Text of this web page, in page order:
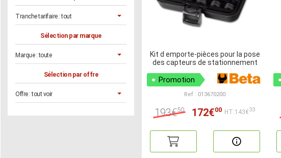
Tranche tarifaire :tout
Sélection par marque
Marque :toute
Sélection par offre
Offre :tout voir
Kit d emporte-pièces pour la pose
des capteurs de stationnement
Promotion
Ref : 013670200
193€50 172€00 HT:143€33